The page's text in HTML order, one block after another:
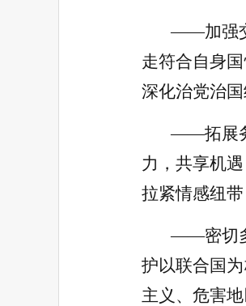
——加强
走符合自身
深化治党治
——拓展
力，共享机
拉紧情感纽
——密切
护以联合国
主义、危害